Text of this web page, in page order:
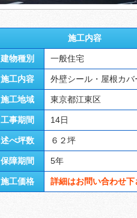
施工内容
建物種別 一般住宅
施工内容 外壁シール・屋根カバ
施工地域 東京都江東区
工事期間 14日
述べ坪数 ６２坪
保障期間 5年
施工価格 詳細はお問い合わせ下